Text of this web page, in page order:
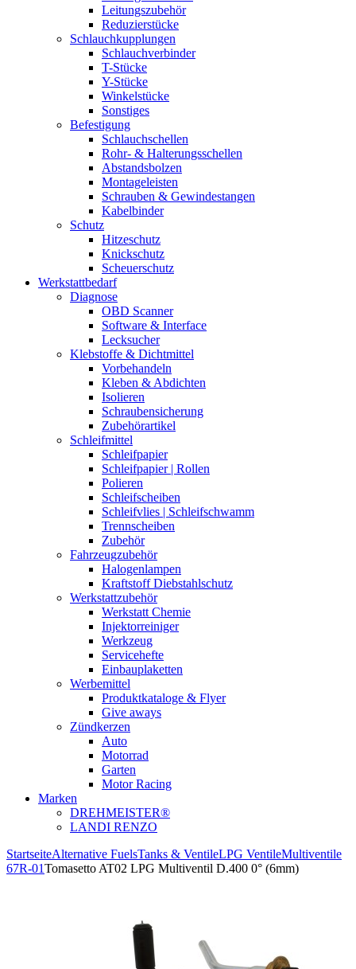
Leitungszubehör
Reduzierstücke
Schlauchkupplungen
Schlauchverbinder
T-Stücke
Y-Stücke
Winkelstücke
Sonstiges
Befestigung
Schlauchschellen
Rohr- & Halterungsschellen
Abstandsbolzen
Montageleisten
Schrauben & Gewindestangen
Kabelbinder
Schutz
Hitzeschutz
Knickschutz
Scheuerschutz
Werkstattbedarf
Diagnose
OBD Scanner
Software & Interface
Lecksucher
Klebstoffe & Dichtmittel
Vorbehandeln
Kleben & Abdichten
Isolieren
Schraubensicherung
Zubehörartikel
Schleifmittel
Schleifpapier
Schleifpapier | Rollen
Polieren
Schleifscheiben
Schleifvlies | Schleifschwamm
Trennscheiben
Zubehör
Fahrzeugzubehör
Halogenlampen
Kraftstoff Diebstahlschutz
Werkstattzubehör
Werkstatt Chemie
Injektorreiniger
Werkzeug
Servicehefte
Einbauplaketten
Werbemittel
Produktkataloge & Flyer
Give aways
Zündkerzen
Auto
Motorrad
Garten
Motor Racing
Marken
DREHMEISTER®
LANDI RENZO
StartseiteAlternative FuelsTanks & VentileLPG VentileMultiventile
67R-01Tomasetto AT02 LPG Multiventil D.400 0° (6mm)